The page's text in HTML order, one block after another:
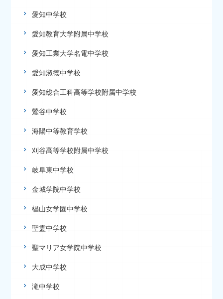
愛知中学校
愛知教育大学附属中学校
愛知工業大学名電中学校
愛知淑徳中学校
愛知総合工科高等学校附属中学校
鶯谷中学校
海陽中等教育学校
刈谷高等学校附属中学校
岐阜東中学校
金城学院中学校
椙山女学園中学校
聖霊中学校
聖マリア女学院中学校
大成中学校
滝中学校